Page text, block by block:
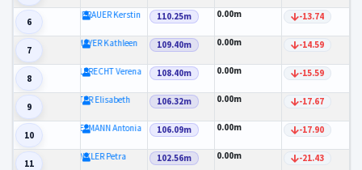
6
FISCHERAUER Kerstin 110.25m 0.00m -13.74
7
NEUMAYER Kathleen 109.40m 0.00m -14.59
8
ENGELBRECHT Verena 108.40m 0.00m -15.59
9
REITER Elisabeth 106.32m 0.00m -17.67
10
KACHELMANN Antonia 106.09m 0.00m -17.90
11
WINKLER Petra 102.56m 0.00m -21.43